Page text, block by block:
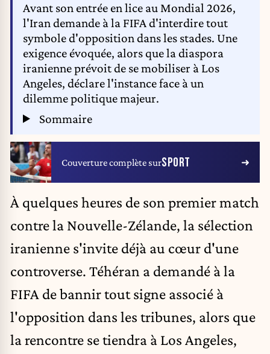
Avant son entrée en lice au Mondial 2026,
l'Iran demande à la FIFA d'interdire tout
symbole d'opposition dans les stades. Une
exigence évoquée, alors que la diaspora
iranienne prévoit de se mobiliser à Los
Angeles, déclare l'instance face à un
dilemme politique majeur.
Sommaire
Couverture complète surSPORT
À quelques heures de son premier match
contre la Nouvelle-Zélande, la sélection
iranienne s'invite déjà au cœur d'une
controverse. Téhéran a demandé à la
FIFA de bannir tout signe associé à
l'opposition dans les tribunes, alors que
la rencontre se tiendra à Los Angeles,